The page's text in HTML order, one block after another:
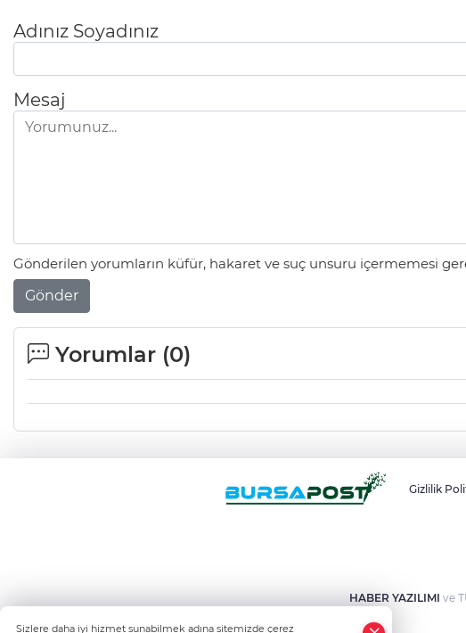
Adınız Soyadınız
Mesaj
Gönderilen yorumların küfür, hakaret ve suç unsuru içermemesi
Gönder
Yorumlar (0)
Gizlilik
HABER YAZILIMI ve
Sizlere daha iyi hizmet sunabilmek adına sitemizde çerez